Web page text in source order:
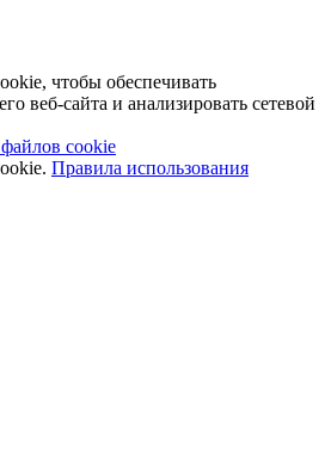
чтобы обеспечивать
веб-сайта и анализировать сетевой
cookie
Правила использования